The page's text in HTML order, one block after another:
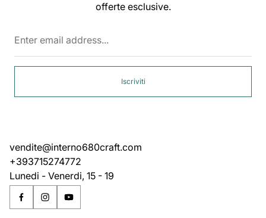
offerte esclusive.
Iscriviti
vendite@interno680craft.com
+393715274772
Lunedi - Venerdi, 15 - 19